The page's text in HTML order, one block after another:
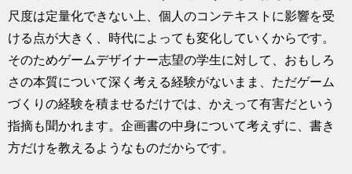
尺度は定量化できない上、個人のコンテキストに影響を受
ける点が大きく、時代によっても変化していくからです。
そのためゲームデザイナー志望の学生に対して、おもしろ
さの本質について深く考える経験がないまま、ただゲーム
づくりの経験を積ませるだけでは、かえって有害だという
指摘も聞かれます。企画書の中身について考えずに、書き
方だけを教えるようなものだからです。